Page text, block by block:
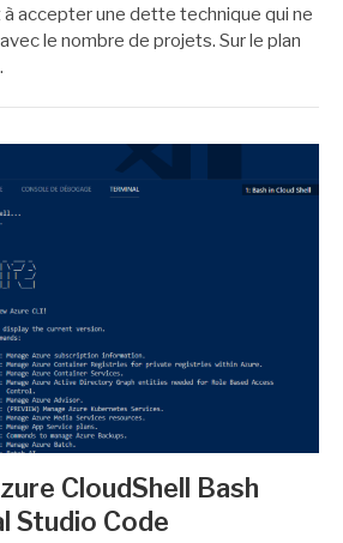
accepter une dette technique qui ne
le nombre de projets. Sur le plan
CloudShell Bash
Studio Code